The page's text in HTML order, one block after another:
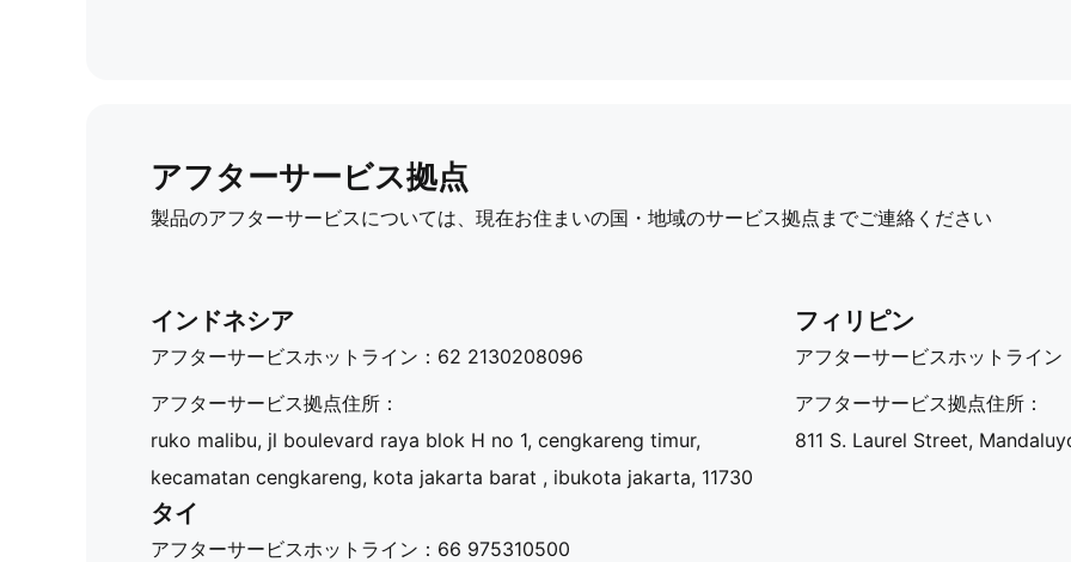
アフターサービス拠点
製品のアフターサービスについては、現在お住まいの国・地域のサービス拠点までご連絡ください
インドネシア​
アフターサービスホットライン： 62 2130208096
アフターサービス拠点住所：
ruko malibu, jl boulevard raya blok H no 1, cengkareng timur,
kecamatan cengkareng, kota jakarta barat , ibukota jakarta, 11730
フィリピン​
アフターサービスホットライン
アフターサービス拠点住所：
811 S. Laurel Street,
タイ​
アフターサービスホットライン： 66 975310500